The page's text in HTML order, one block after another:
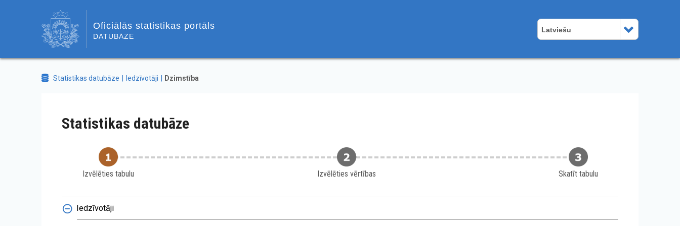
Oficiālās statistikas portāls
DATUBĀZE
Latviešu
Statistikas datubāze Iedzīvotāji Dzimstība
Statistikas datubāze
Izvēlēties tabulu Izvēlēties vērtības Skatīt tabulu
Iedzīvotāji